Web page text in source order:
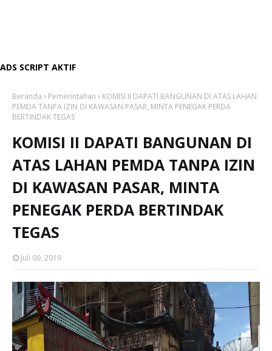
ADS SCRIPT AKTIF
Beranda Pemerintahan
KOMISI II DAPATI BANGUNAN DI ATAS LAHAN
PEMDA TANPA IZIN DI KAWASAN PASAR, MINTA PENEGAK PERDA
BERTINDAK TEGAS
KOMISI II DAPATI BANGUNAN DI
ATAS LAHAN PEMDA TANPA IZIN
DI KAWASAN PASAR, MINTA
PENEGAK PERDA BERTINDAK
TEGAS
Juli 09, 2019